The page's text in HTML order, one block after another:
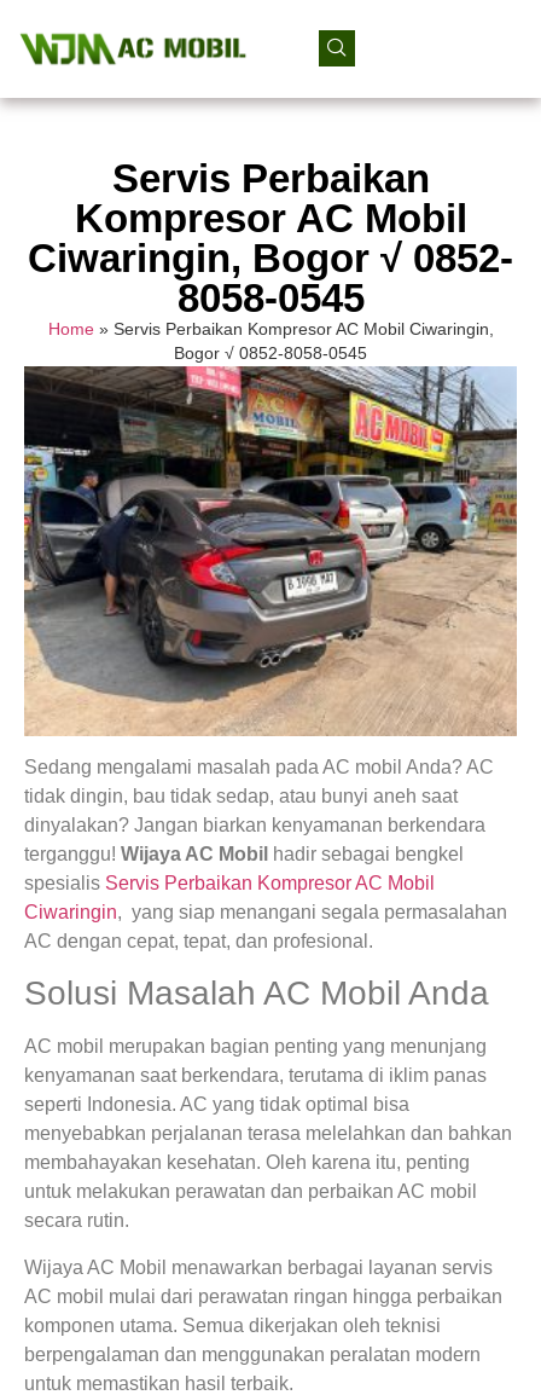
Servis Perbaikan
Kompresor AC Mobil
Ciwaringin, Bogor √ 0852-
8058-0545
Home» Servis Perbaikan Kompresor AC Mobil Ciwaringin,
Bogor √ 0852-8058-0545
Sedang mengalami masalah pada AC mobil Anda? AC
tidak dingin, bau tidak sedap, atau bunyi aneh saat
dinyalakan? Jangan biarkan kenyamanan berkendara
terganggu! Wijaya AC Mobil hadir sebagai bengkel
spesialis Servis Perbaikan Kompresor AC Mobil
Ciwaringin, yang siap menangani segala permasalahan
AC dengan cepat, tepat, dan profesional.
Solusi Masalah AC Mobil Anda
AC mobil merupakan bagian penting yang menunjang
kenyamanan saat berkendara, terutama di iklim panas
seperti Indonesia. AC yang tidak optimal bisa
menyebabkan perjalanan terasa melelahkan dan bahkan
membahayakan kesehatan. Oleh karena itu, penting
untuk melakukan perawatan dan perbaikan AC mobil
secara rutin.
Wijaya AC Mobil menawarkan berbagai layanan servis
AC mobil mulai dari perawatan ringan hingga perbaikan
komponen utama. Semua dikerjakan oleh teknisi
berpengalaman dan menggunakan peralatan modern
untuk memastikan hasil terbaik.